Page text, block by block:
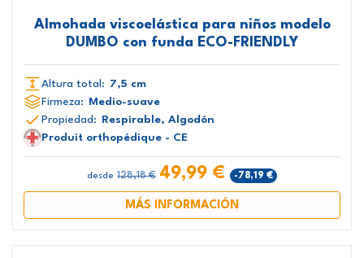
Almohada viscoelástica para niños modelo
DUMBO con funda ECO-FRIENDLY
Altura total: 7,5 cm
Firmeza:
Medio-suave
Propiedad:
Respirable, Algodón
Produit orthopédique - CE
desde 128,18 € 49,99 € -78,19 €
MÁS INFORMACIÓN